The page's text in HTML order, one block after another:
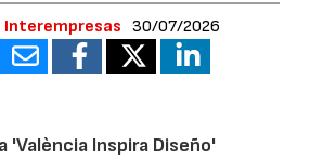
Interempresas 30/07/2026
'València Inspira Diseño'